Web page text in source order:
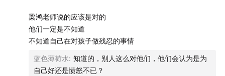
梁鸿老师说的应该是对的
他们一定是不知道
不知道自己在对孩子做残忍的事情
蓝色薄荷水: 知道的，别人这么对他们，他们会认为是为
自己好还是愤怒不已？